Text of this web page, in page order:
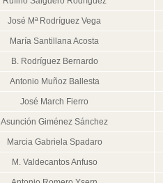
José Mª Rodríguez Vega
María Santillana Acosta
B. Rodríguez Bernardo
Antonio Muñoz Ballesta
José March Fierro
Asunción Giménez Sánchez
Marcia Gabriela Spadaro
M. Valdecantos Anfuso